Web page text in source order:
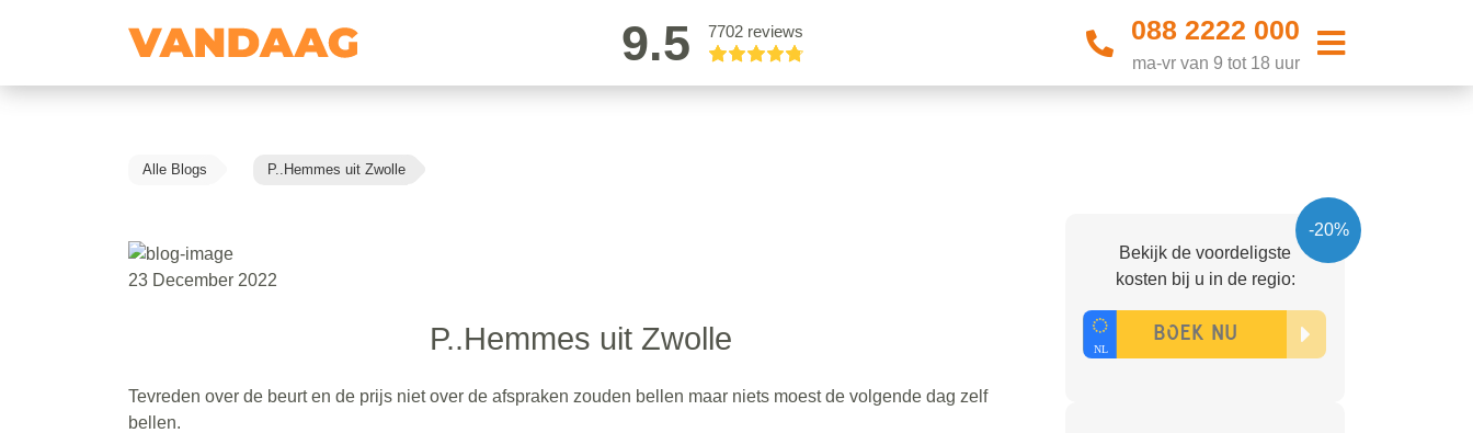
9.5 7702 reviews 088 2222 000
ma-vr van 9 tot 18 uur
Alle Blogs P..Hemmes uit Zwolle
23 December 2022
P..Hemmes uit Zwolle
Tevreden over de beurt en de prijs niet over de afspraken zouden bellen maar niets moest de volgende dag zelf
bellen.
-20%
Bekijk de voordeligste
kosten bij u in de regio: